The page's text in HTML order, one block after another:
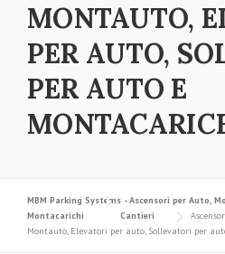
MONTAUTO,
PER AUTO,
PER AUTO E
MBM Parking Systems - Ascensori per Auto,
Montacarichi
Cantieri
Montauto, Elevatori per auto, Sollevatori per